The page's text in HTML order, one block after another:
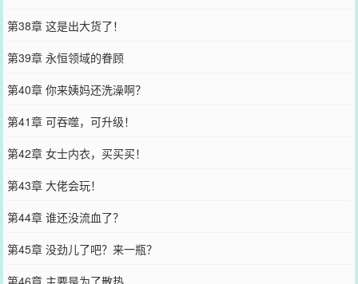
第38章 这是出大货了！
第39章 永恒领域的眷顾
第40章 你来姨妈还洗澡啊？
第41章 可吞噬，可升级！
第42章 女士内衣，买买买！
第43章 大佬会玩！
第44章 谁还没流血了？
第45章 没劲儿了吧？来一瓶？
第46章 主要是为了散热